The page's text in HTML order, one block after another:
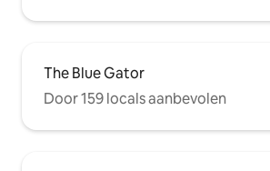
The Blue Gator
Door 159 locals aanbevolen